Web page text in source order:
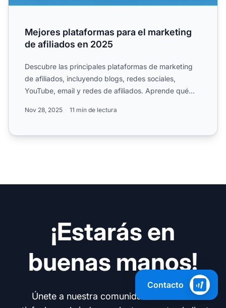
Mejores plataformas para el marketing
de afiliados en 2025
Descubre las principales plataformas de marketing
de afiliados, incluyendo blogs, redes sociales,
YouTube, email y redes de afiliados. Aprende qué
Nov 28, 2025 11 min de lectura
¡Estarás en
buenas manos!
Únete a nuestra comunidad de clientes
Contacto